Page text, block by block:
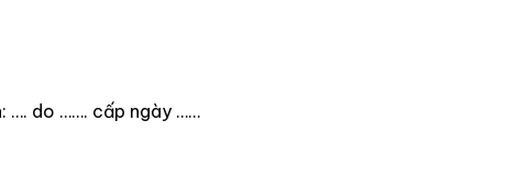
…. do ……. cấp ngày ……